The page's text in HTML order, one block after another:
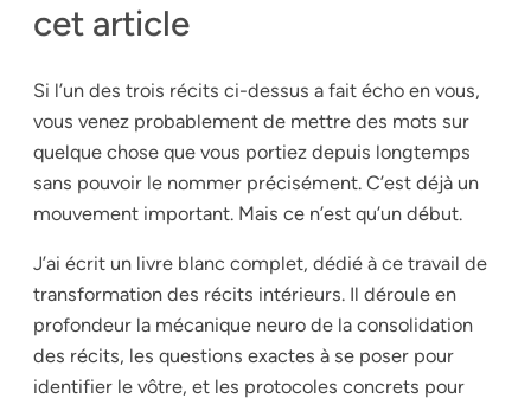
cet article
Si l’un des trois récits ci-dessus a fait écho en vous,
vous venez probablement de mettre des mots sur
quelque chose que vous portiez depuis longtemps
sans pouvoir le nommer précisément. C’est déjà un
mouvement important. Mais ce n’est qu’un début.
J’ai écrit un livre blanc complet, dédié à ce travail de
transformation des récits intérieurs. Il déroule en
profondeur la mécanique neuro de la consolidation
des récits, les questions exactes à se poser pour
identifier le vôtre, et les protocoles concrets pour